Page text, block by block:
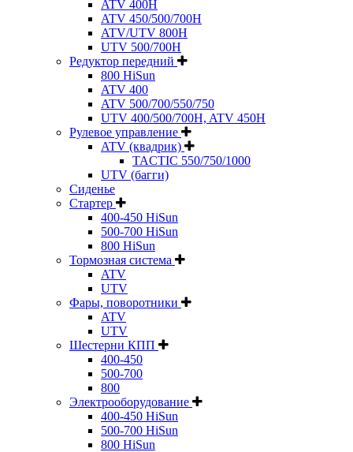
ATV 400H
ATV 450/500/700H
ATV/UTV 800H
UTV 500/700H
Редуктор передний
800 HiSun
ATV 400
ATV 500/700/550/750
UTV 400/500/700H, ATV 450H
Рулевое управление
ATV (квадрик)
TACTIC 550/750/1000
UTV (багги)
Сиденье
Стартер
400-450 HiSun
500-700 HiSun
800 HiSun
Тормозная система
ATV
UTV
Фары, поворотники
ATV
UTV
Шестерни КПП
400-450
500-700
800
Электрооборудование
400-450 HiSun
500-700 HiSun
800 HiSun